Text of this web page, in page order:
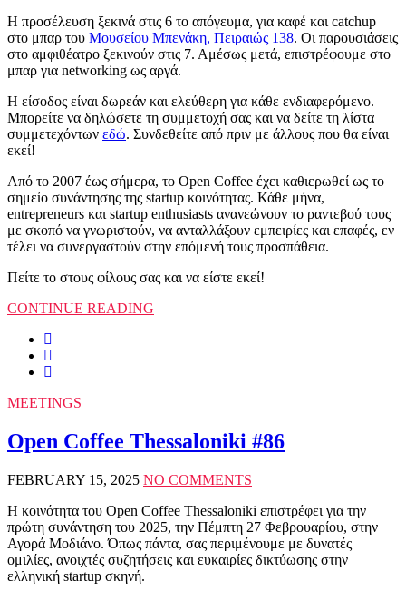
Η προσέλευση ξεκινά στις 6 το απόγευμα, για καφέ και catchup
στο μπαρ του Μουσείου Μπενάκη, Πειραιώς 138. Οι παρουσιάσεις
στο αμφιθέατρο ξεκινούν στις 7. Αμέσως μετά, επιστρέφουμε στο
μπαρ για networking ως αργά.
Η είσοδος είναι δωρεάν και ελεύθερη για κάθε ενδιαφερόμενο.
Μπορείτε να δηλώσετε τη συμμετοχή σας και να δείτε τη λίστα
συμμετεχόντων εδώ. Συνδεθείτε από πριν με άλλους που θα είναι
εκεί!
Από το 2007 έως σήμερα, το Open Coffee έχει καθιερωθεί ως το
σημείο συνάντησης της startup κοινότητας. Κάθε μήνα,
entrepreneurs και startup enthusiasts ανανεώνουν το ραντεβού τους
με σκοπό να γνωριστούν, να ανταλλάξουν εμπειρίες και επαφές, εν
τέλει να συνεργαστούν στην επόμενή τους προσπάθεια.
Πείτε το στους φίλους σας και να είστε εκεί!
CONTINUE READING
MEETINGS
Open Coffee Thessaloniki #86
FEBRUARY 15, 2025 NO COMMENTS
Η κοινότητα του Open Coffee Thessaloniki επιστρέφει για την
πρώτη συνάντηση του 2025, την Πέμπτη 27 Φεβρουαρίου, στην
Αγορά Μοδιάνο. Όπως πάντα, σας περιμένουμε με δυνατές
ομιλίες, ανοιχτές συζητήσεις και ευκαιρίες δικτύωσης στην
ελληνική startup σκηνή.